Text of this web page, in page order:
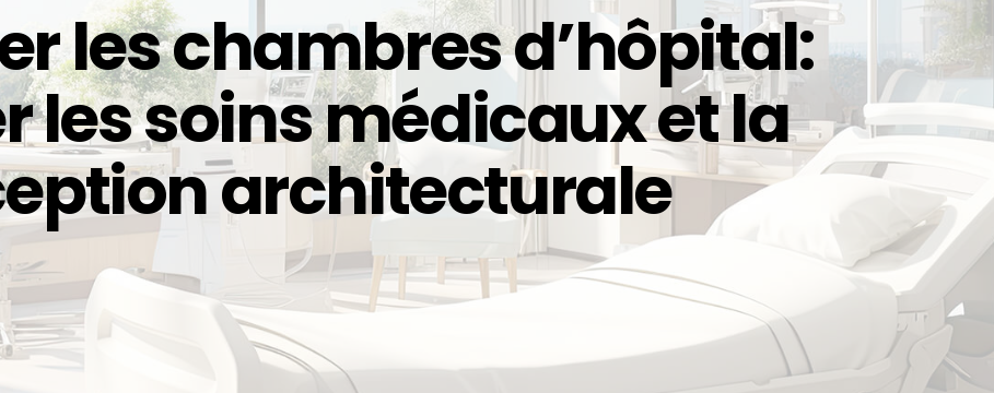
Bloc opératoire logiciel
Unité
d’approvissionnement
plafond
Column
>Non-Motorized
S-Column
Abitus
Ares
Atlas
Tor
Gaines tête de lit
Adonis
Ais
Antea
Aura Light
Icarus
les chambres d’hôpital:
les soins médicaux et la
architecturale